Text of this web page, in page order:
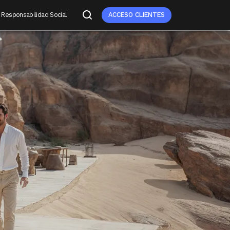
Responsabilidad Social ACCESO CLIENTES